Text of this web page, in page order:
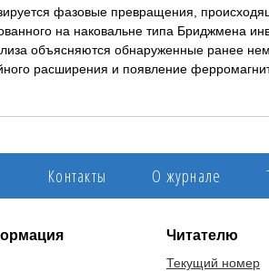
фазовые превращения,
на наковальне типа Бриджмена
объясняются обнаруженные ранее
расширения и появление
Контакты О журнале
Читателю
Текущий номер